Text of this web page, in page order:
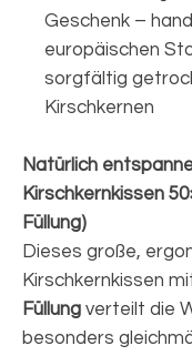
Geschenk –
europäischen
sorgfältig
Kirschkernen
Natürlich
Kirschkernkissen
Füllung)
Dieses große,
Kirschkernkissen
Füllung verteilt die
besonders